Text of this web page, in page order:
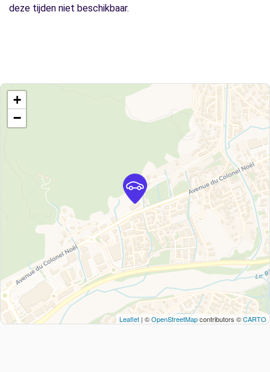
deze tijden niet beschikbaar.
+
−
Leaflet | ©OpenStreetMapcontributors ©CARTO